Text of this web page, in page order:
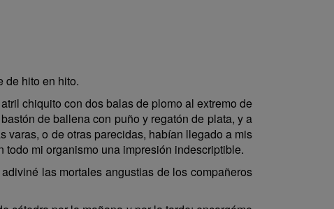
de hito en hito.
chiquito con dos balas de plomo al extremo de
de ballena con puño y regatón de plata, y a
varas, o de otras parecidas, habían llegado a mis
todo mi organismo una impresión indescriptible.
las mortales angustias de los compañeros